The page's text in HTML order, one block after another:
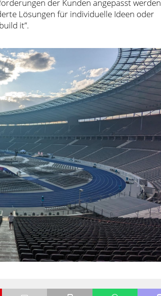
der Kunden angepasst werden
Lösungen für individuelle Ideen oder
it”.